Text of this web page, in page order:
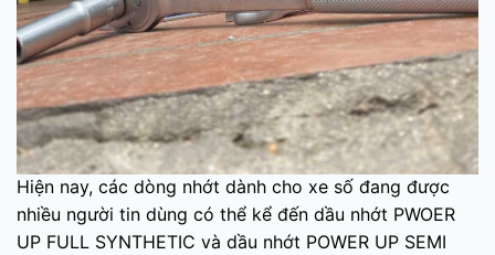
Hiện nay, các dòng nhớt dành cho xe số đang được
nhiều người tin dùng có thể kể đến dầu nhớt PWOER
UP FULL SYNTHETIC và dầu nhớt POWER UP SEMI